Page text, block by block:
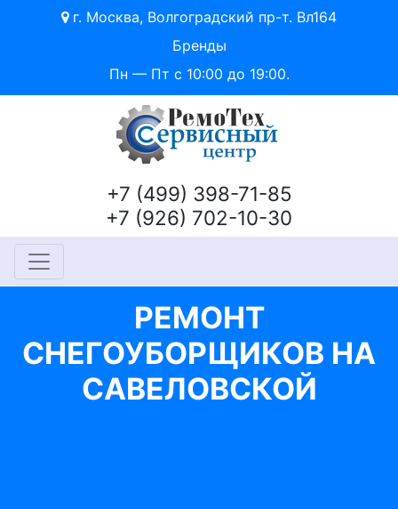
г. Москва, Волгоградский пр-т. Вл164
Бренды
Пн — Пт с 10:00 до 19:00.
+7 (499) 398-71-85
+7 (926) 702-10-30
РЕМОНТ
СНЕГОУБОРЩИКОВ НА
САВЕЛОВСКОЙ